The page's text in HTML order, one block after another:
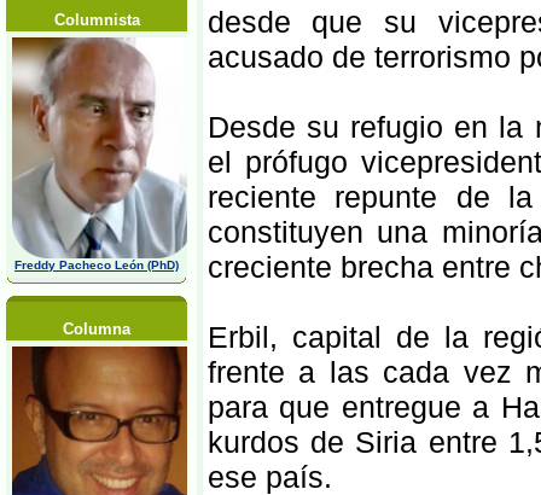
Columnista
Freddy Pacheco León (PhD)
Columna
desde que su
acusado de terrorismo
Desde su refugio en la
el prófugo
reciente repunte de
constituyen una
creciente brecha entre
Erbil, capital de la
frente a las cada vez
para que entregue a
kurdos de Siria entre
ese país.